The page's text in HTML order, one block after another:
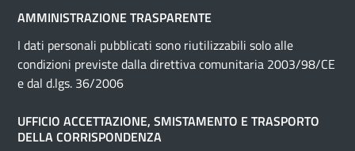
AMMINISTRAZIONE TRASPARENTE
I dati personali pubblicati sono riutilizzabili solo alle
condizioni previste dalla direttiva comunitaria 2003/98/CE
e dal d.lgs. 36/2006
UFFICIO ACCETTAZIONE, SMISTAMENTO E TRASPORTO
DELLA CORRISPONDENZA